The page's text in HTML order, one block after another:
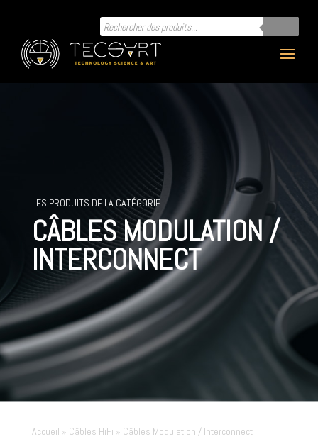
Recherche
de
produits
LES PRODUITS DE LA CATÉGORIE
CÂBLES MODULATION /
INTERCONNECT
Accueil » Câbles HiFi » Câbles Modulation / Interconnect